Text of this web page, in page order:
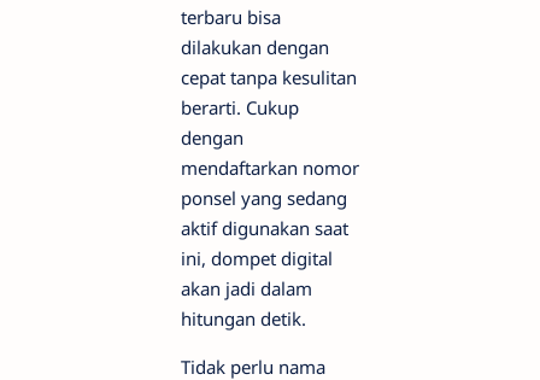
terbaru bisa
dilakukan dengan
cepat tanpa kesulitan
berarti. Cukup
dengan
mendaftarkan nomor
ponsel yang sedang
aktif digunakan saat
ini, dompet digital
akan jadi dalam
hitungan detik.
Tidak perlu nama